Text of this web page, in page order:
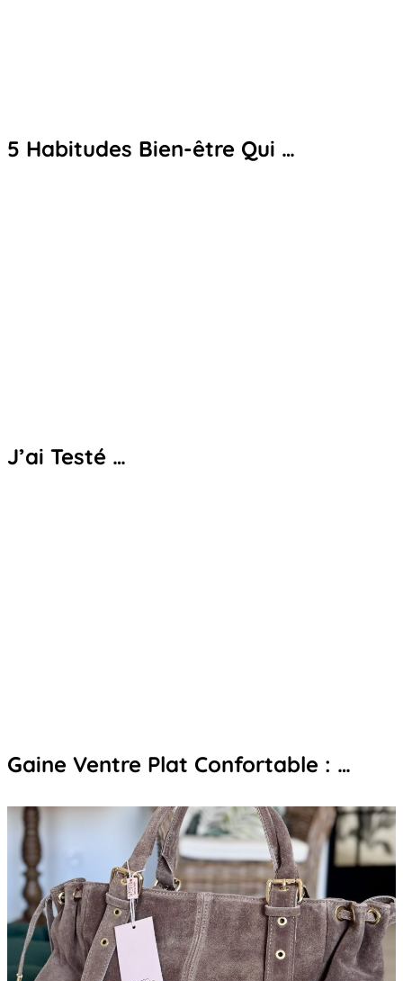
5 Habitudes Bien-être Qui …
J’ai Testé …
Gaine Ventre Plat Confortable : …